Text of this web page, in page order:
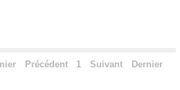
Précédent 1 Suivant Dernier